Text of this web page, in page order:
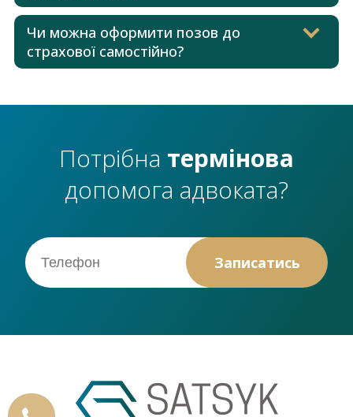
Чи можна оформити позов до
страхової самостійно?
Потрібна термінова
допомога адвоката?